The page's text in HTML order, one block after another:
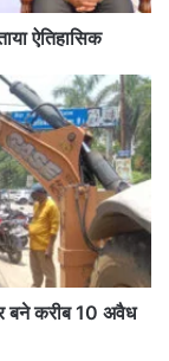
ऐतिहासिक
बने करीब 10 अवैध